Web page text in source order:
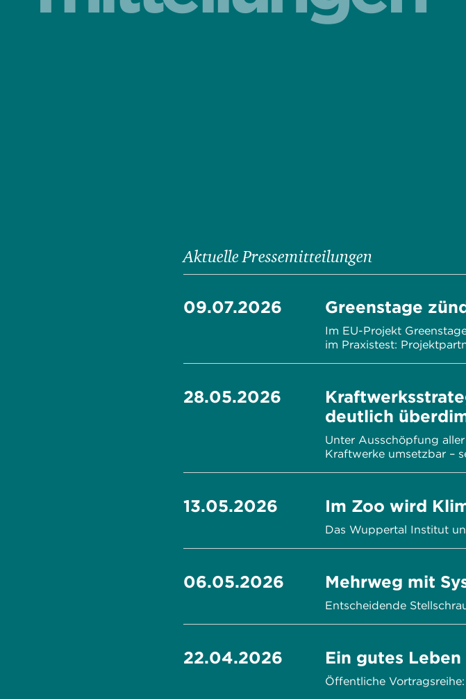
Aktuelle Pressemitteilungen
09.07.2026 Greenstage
Im EU-Projekt
im Praxistest:
28.05.2026
deutlich
Unter Ausschöpfung
Kraftwerke umsetzbar –
13.05.2026 Im Zoo wird
Das Wuppertal Institut
06.05.2026 Mehrweg mit
Entscheidende
22.04.2026 Ein gutes
Öffentliche